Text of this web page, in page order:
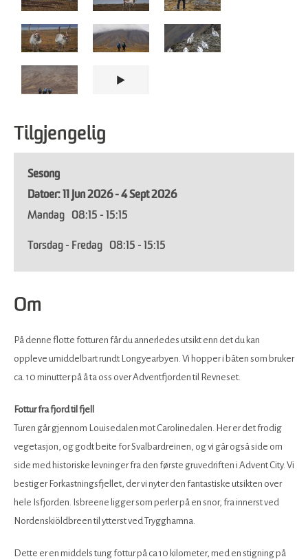
Tilgjengelig
Sesong
11 Jun 2026 - 4 Sept 2026
Mandag
08:15 - 15:15
Torsdag - Fredag 08:15 - 15:15
Om
På denne flotte fotturen får du annerledes utsikt enn det du kan
oppleve umiddelbart rundt Longyearbyen. Vi hopper i båten som bruker
ca. 10 minutter på å ta oss over Adventfjorden til Revneset.
Fottur fra fjord til fjell
Turen går gjennom Louisedalen mot Carolinedalen. Her er det frodig
vegetasjon, og godt beite for Svalbardreinen, og vi går også side om
side med historiske levninger fra den første gruvedriften i Advent City. Vi
bestiger Forkastningsfjellet, der vi nyter den fantastiske utsikten over
hele Isfjorden. Isbreene ligger som perler på en snor, fra innerst ved
Nordenskiöldbreen til ytterst ved Trygghamna.
Dette er en middels tung fottur på ca 10 kilometer, med en stigning på